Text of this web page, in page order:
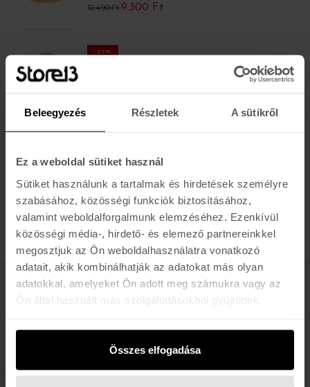
Beleegyezés Részletek A sütikről
Ez a weboldal sütiket használ
Sütiket használunk a tartalmak és hirdetések személyre
szabásához, közösségi funkciók biztosításához,
valamint weboldalforgalmunk elemzéséhez. Ezenkívül
közösségi média-, hirdető- és elemező partnereinkkel
megosztjuk az Ön weboldalhasználatra vonatkozó
adatait, akik kombinálhatják az adatokat más olyan
adatokkal, amelyeket Ön adott meg számukra vagy az
Ön által használt más szolgáltatásokból gyűjtöttek.
Összes elfogadása
12.490 Ft9.300 Ft
-25%
-25%
SO BEACHY BUCKET
TERMÉK / OLDAL
Értesülj az újdonságokról, akciókról